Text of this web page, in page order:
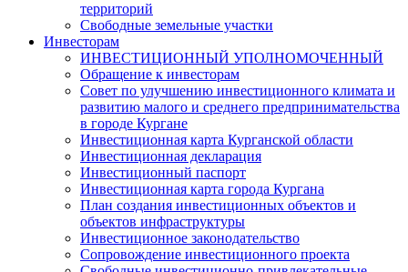
территорий
Свободные земельные участки
Инвесторам
ИНВЕСТИЦИОННЫЙ УПОЛНОМОЧЕННЫЙ
Обращение к инвесторам
Совет по улучшению инвестиционного климата и
развитию малого и среднего предпринимательства
в городе Кургане
Инвестиционная карта Курганской области
Инвестиционная декларация
Инвестиционный паспорт
Инвестиционная карта города Кургана
План создания инвестиционных объектов и
объектов инфраструктуры
Инвестиционное законодательство
Сопровождение инвестиционного проекта